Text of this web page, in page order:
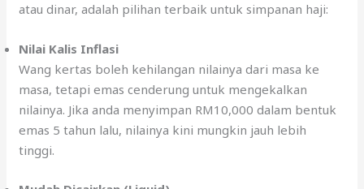
atau dinar, adalah pilihan terbaik untuk simpanan haji:
Nilai Kalis Inflasi
Wang kertas boleh kehilangan nilainya dari masa ke
masa, tetapi emas cenderung untuk mengekalkan
nilainya. Jika anda menyimpan RM10,000 dalam bentuk
emas 5 tahun lalu, nilainya kini mungkin jauh lebih
tinggi.